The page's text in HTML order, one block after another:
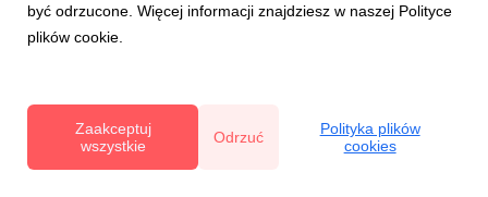
Przyrodniczego we Wrocławiu. Autorami analiz są mgr
Marta Gołba, dr hab. Alicja Z. Kucha...
być odrzucone. Więcej informacji znajdziesz w naszej Polityce
plików cookie.
Zaakceptuj
wszystkie
Odrzuć
Polityka plików
cookies